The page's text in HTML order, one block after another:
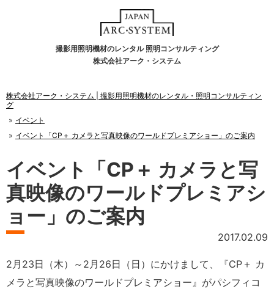
撮影用照明機材のレンタル 照明コンサルティング
株式会社アーク・システム
株式会社アーク・システム | 撮影用照明機材のレンタル・照明コンサルティン
グ
イベント
イベント「CP＋ カメラと写真映像のワールドプレミアショー」のご案内
イベント「CP＋ カメラと写
真映像のワールドプレミアシ
ョー」のご案内
2017.02.09
2月23日（木）～2月26日（日）にかけまして、『CP＋ カ
メラと写真映像のワールドプレミアショー』がパシフィコ